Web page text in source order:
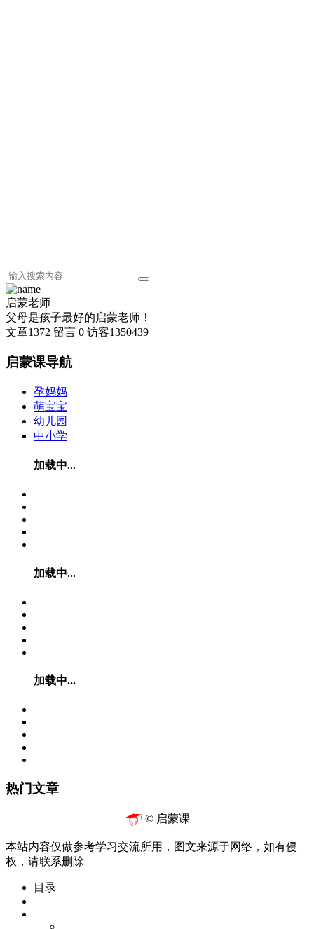
启蒙老师
父母是孩子最好的启蒙老师！
文章1372 留言 0 访客1350439
启蒙课导航
孕妈妈
萌宝宝
幼儿园
中小学
加载中...
加载中...
加载中...
热门文章
© 启蒙课
本站内容仅做参考学习交流所用，图文来源于网络，如有侵
权，请联系删除
目录